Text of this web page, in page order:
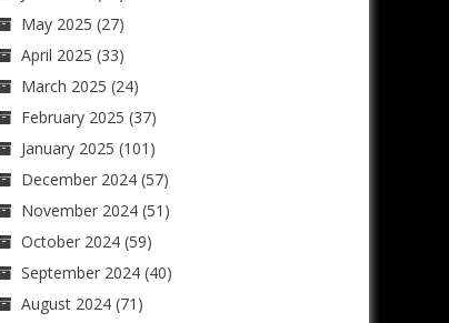
May 2025 (27)
April 2025 (33)
March 2025 (24)
February 2025 (37)
January 2025 (101)
December 2024(57)
November 2024(51)
October 2024(59)
September 2024(40)
August 2024(71)